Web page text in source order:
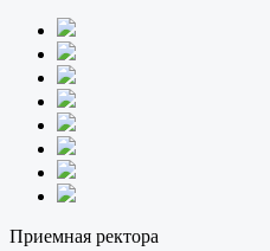
Приемная ректора